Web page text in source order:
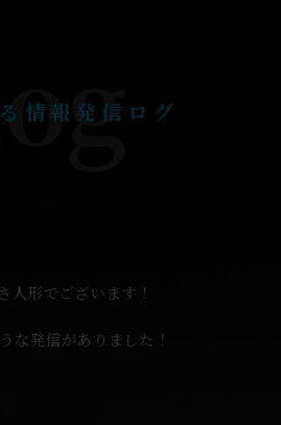
情報発信ログ
人形でございます！
な発信がありました！